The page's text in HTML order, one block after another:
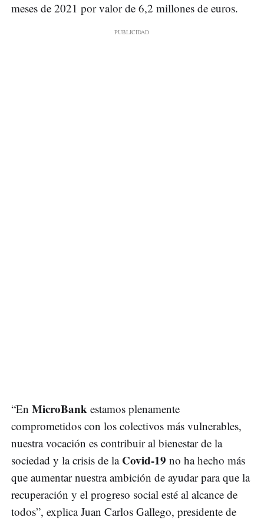
meses de 2021 por valor de 6,2 millones de euros.
“En MicroBank estamos plenamente
comprometidos con los colectivos más vulnerables,
nuestra vocación es contribuir al bienestar de la
sociedad y la crisis de la Covid-19 no ha hecho más
que aumentar nuestra ambición de ayudar para que la
recuperación y el progreso social esté al alcance de
todos”, explica Juan Carlos Gallego, presidente de